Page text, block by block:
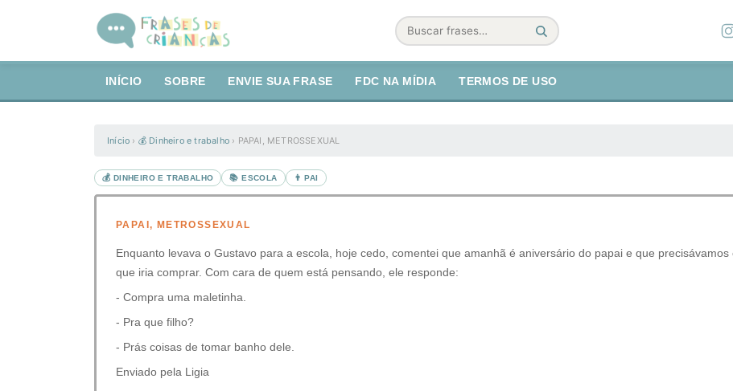
Buscar
INÍCIO SOBRE ENVIE SUA FRASE FDC NA MÍDIA TERMOS DE USO
Início › 💰 Dinheiro e trabalho › PAPAI, METROSSEXUAL
💰 DINHEIRO E TRABALHO 📚 ESCOLA 👨 PAI
PAPAI, METROSSEXUAL
Enquanto levava o Gustavo para a escola, hoje cedo, comentei que amanhã é aniversário do papai e que
que iria comprar. Com cara de quem está pensando, ele responde:
- Compra uma maletinha.
- Pra que filho?
- Prás coisas de tomar banho dele.
Enviado pela Ligia